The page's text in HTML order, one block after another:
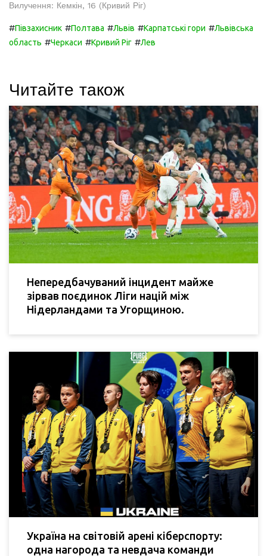
Вилучення: Кемкін, 16 (Кривий Ріг)
#Півзахисник #Полтава #Львів #Карпатські гори #Львівська
область #Черкаси #Кривий Ріг #Лев
Читайте також
Непередбачуваний інцидент майже
зірвав поєдинок Ліги націй між
Нідерландами та Угорщиною.
Україна на світовій арені кіберспорту:
одна нагорода та невдача команди